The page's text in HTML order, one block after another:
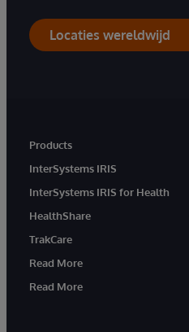
Locaties wereldwijd
Products
InterSystems IRIS
InterSystems IRIS for Health
HealthShare
TrakCare
Read More
Read More